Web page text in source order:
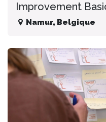
Improvement
Namur, Belgique